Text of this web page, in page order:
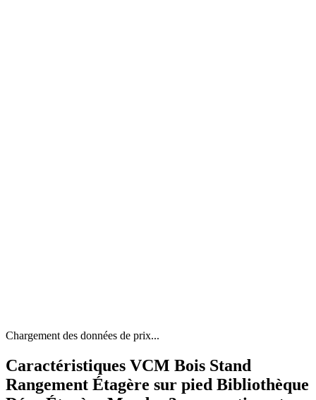
Chargement des données de prix...
Caractéristiques VCM Bois Stand
Rangement Étagère sur pied Bibliothèque